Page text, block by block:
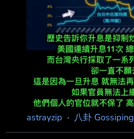
astrayzip · 八卦 Gossiping